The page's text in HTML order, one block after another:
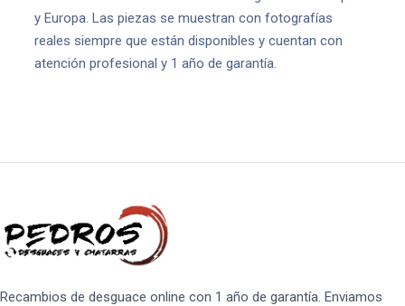
y Europa. Las piezas se muestran con fotografías
reales siempre que están disponibles y cuentan con
atención profesional y 1 año de garantía.
Recambios de desguace online con 1 año de garantía. Enviamos